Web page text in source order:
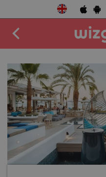
DRINK
50 BEST
AGENDA
COLLECTIONS